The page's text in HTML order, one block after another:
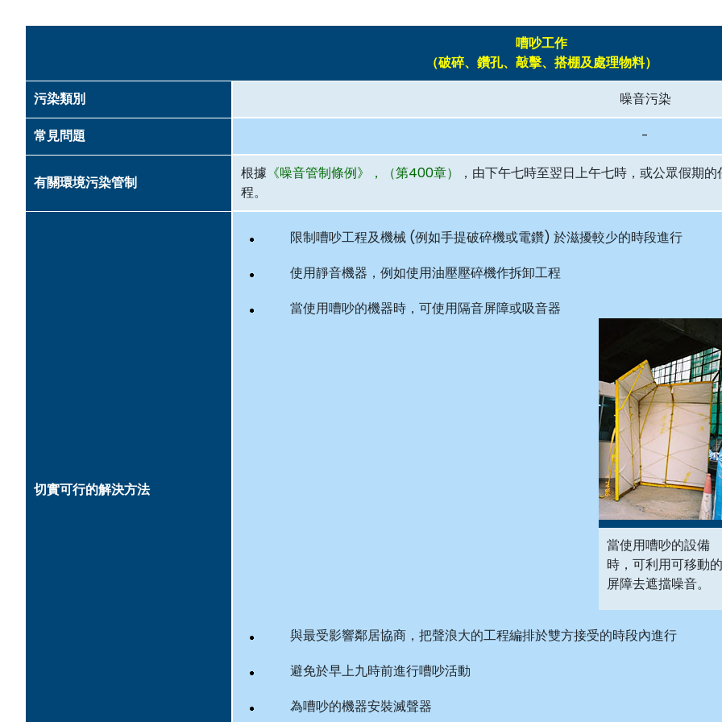
to
main
content
嘈吵工作
（破碎、鑽孔、敲擊、搭棚及處理物料）
污染類別
噪音污染
常見問題
-
有關環境污染管制
根據 《噪音管制條例》，（第400章）
，由下午七時至翌日上午七時，或公眾假期
程。
切實可行的解決方法
限制嘈吵工程及機械 (例如手提破碎機或電鑽) 於滋擾較少的時段進行
使用靜音機器，例如使用油壓壓碎機作拆卸工程
當使用嘈吵的機器時，可使用隔音屏障或吸音器
當使用嘈吵的設備
時，可利用可移動的
屏障去遮擋噪音。
與最受影響鄰居協商，把聲浪大的工程編排於雙方接受的時段內進行
避免於早上九時前進行嘈吵活動
為嘈吵的機器安裝滅聲器